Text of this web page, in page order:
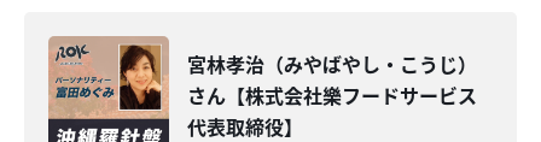
宮林孝治（みやばやし・こうじ）
さん【株式会社樂フードサービス
代表取締役】